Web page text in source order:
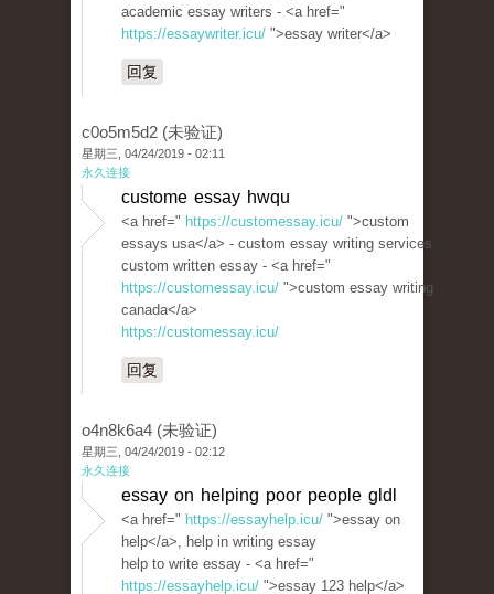
academic essay writers - <a href="
https://essaywriter.icu/ ">essay writer</a>
回复
c0o5m5d2 (未验证)
星期三, 04/24/2019 - 02:11
永久连接
custome essay hwqu
<a href=" https://customessay.icu/ ">custom
essays usa</a> - custom essay writing services
custom written essay - <a href="
https://customessay.icu/ ">custom essay writing
canada</a>
https://customessay.icu/
回复
o4n8k6a4 (未验证)
星期三, 04/24/2019 - 02:12
永久连接
essay on helping poor people gldl
<a href=" https://essayhelp.icu/ ">essay on
help</a>, help in writing essay
help to write essay - <a href="
https://essayhelp.icu/ ">essay 123 help</a>